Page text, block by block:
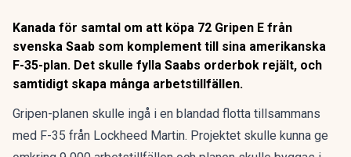
Kanada för samtal om att köpa 72 Gripen E från
svenska Saab som komplement till sina amerikanska
F-35-plan. Det skulle fylla Saabs orderbok rejält, och
samtidigt skapa många arbetstillfällen.
Gripen-planen skulle ingå i en blandad flotta tillsammans
med F-35 från Lockheed Martin. Projektet skulle kunna ge